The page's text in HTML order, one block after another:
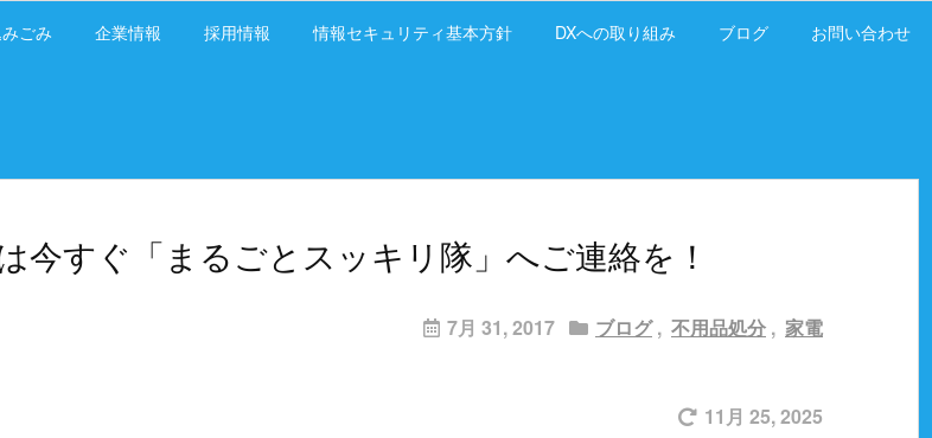
ごみ 企業情報 採用情報 情報セキュリティ基本方針 DXへの取り組み ブログ お問い合わせ
今すぐ「まるごとスッキリ隊」へご連絡を！
7月 31, 2017 ブログ , 不用品処分 , 家電
11月 25, 2025